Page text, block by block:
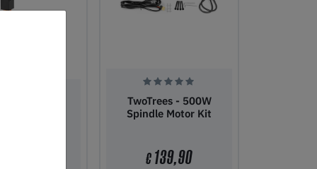
TwoTrees - 500W
Spindle Motor Kit
€139,90